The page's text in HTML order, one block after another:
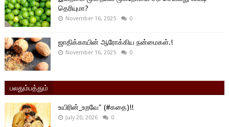
தெரியுமா?
November 16, 2025 0
ஜாதிக்காயின் ஆரோக்கிய நன்மைகள்.!
November 16, 2025 0
பலதும்பத்தும்
உயிரின்_உறவே" (#கதை)!!
July 20, 2026 0